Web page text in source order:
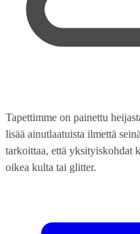
Tapettimme on painettu
lisää ainutlaatuista ilmettä
tarkoittaa, että yksityiskohdat
oikea kulta tai glitter.